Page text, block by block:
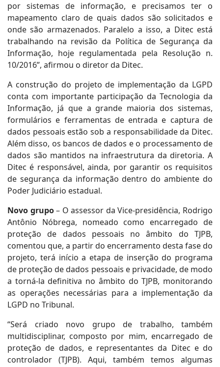
por sistemas de informação, e precisamos ter o
mapeamento claro de quais dados são solicitados e
onde são armazenados. Paralelo a isso, a Ditec está
trabalhando na revisão da Política de Segurança da
Informação, hoje regulamentada pela Resolução n.
10/2016”, afirmou o diretor da Ditec.
A construção do projeto de implementação da LGPD
conta com importante participação da Tecnologia da
Informação, já que a grande maioria dos sistemas,
formulários e ferramentas de entrada e captura de
dados pessoais estão sob a responsabilidade da Ditec.
Além disso, os bancos de dados e o processamento de
dados são mantidos na infraestrutura da diretoria. A
Ditec é responsável, ainda, por garantir os requisitos
de segurança da informação dentro do ambiente do
Poder Judiciário estadual.
Novo grupo– O assessor da Vice-presidência, Rodrigo
Antônio Nóbrega, nomeado como encarregado de
proteção de dados pessoais no âmbito do TJPB,
comentou que, a partir do encerramento desta fase do
projeto, terá início a etapa de inserção do programa
de proteção de dados pessoais e privacidade, de modo
a torná-la definitiva no âmbito do TJPB, monitorando
as operações necessárias para a implementação da
LGPD no Tribunal.
“Será criado novo grupo de trabalho, também
multidisciplinar, composto por mim, encarregado de
proteção de dados, e representantes da Ditec e do
controlador (TJPB). Aqui, também temos algumas